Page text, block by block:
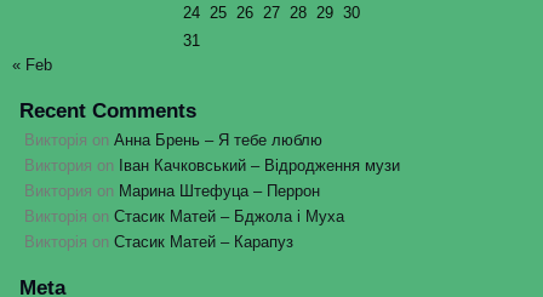
24 25 26 27 28 29 30
31
« Feb
Recent Comments
Викторія on Анна Брень – Я тебе люблю
Виктория on Іван Качковський – Відродження музи
Виктория on Марина Штефуца – Перрон
Викторія on Стасик Матей – Бджола і Муха
Викторія on Стасик Матей – Карапуз
Meta